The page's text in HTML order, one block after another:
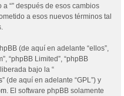
“” después de esos cambios
a esos nuevos términos tal
(de aquí en adelante “ellos”,
“phpBB Limited”, “phpBB
bajo la “
” (de aquí en adelante “GPL”) y
. El software phpBB solamente